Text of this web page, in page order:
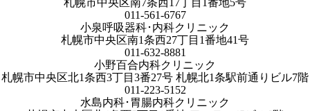
札幌市中央区南7条西17丁目1番地5号
011-561-6767
小泉呼吸器科･内科クリニック
札幌市中央区南1条西27丁目1番地41号
011-632-8881
小野百合内科クリニック
札幌市中央区北1条西3丁目3番27号 札幌北1条駅前通りビル7階
011-223-5152
水島内科･胃腸内科クリニック